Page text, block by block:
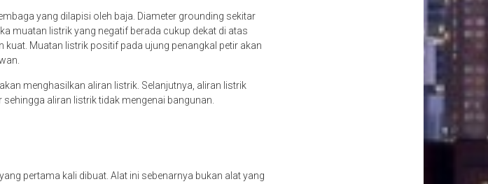
yang dilapisi oleh baja. Diameter grounding sekitar
muatan listrik yang negatif berada cukup dekat di atas
Muatan listrik positif pada ujung penangkal petir akan
menghasilkan aliran listrik. Selanjutnya, aliran listrik
aliran listrik tidak mengenai bangunan.
pertama kali dibuat. Alat ini sebenarnya bukan alat yang